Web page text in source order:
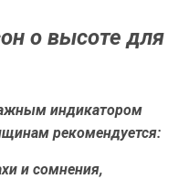
о высоте для
индикатором
рекомендуется:
и сомнения,